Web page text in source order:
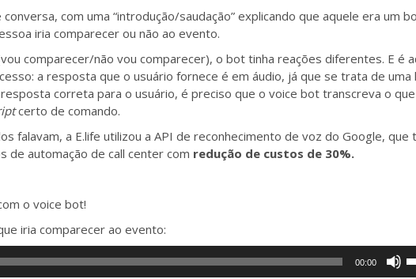
com uma “introdução/saudação” explicando que aquele era um
iria comparecer ou não ao evento.
comparecer/não vou comparecer), o bot tinha reações diferentes. E é
a resposta que o usuário fornece é em áudio, já que se trata de uma
correta para o usuário, é preciso que o voice bot transcreva o
certo de comando.
falavam, a E.life utilizou a API de reconhecimento de voz do Google, que
de automação de call center com redução de custos de 30%.
o voice bot!
iria comparecer ao evento:
00:00